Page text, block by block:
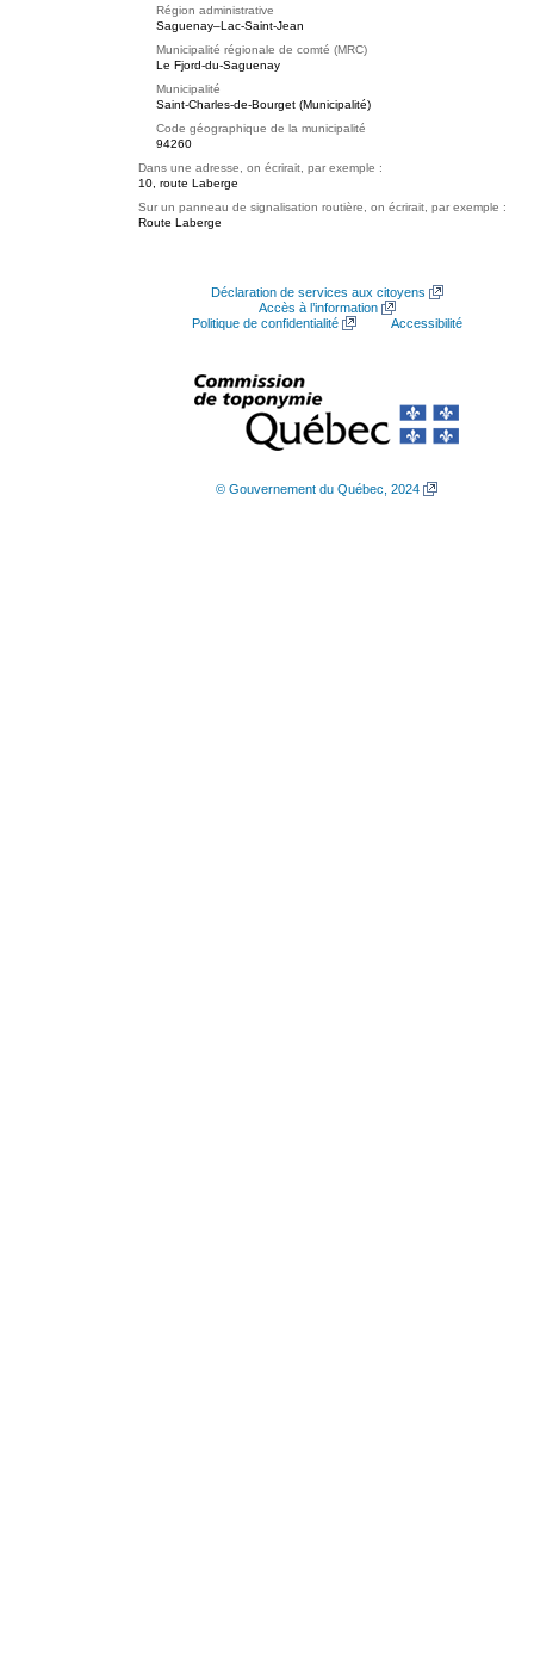
Région administrative
Saguenay–Lac-Saint-Jean
Municipalité régionale de comté (MRC)
Le Fjord-du-Saguenay
Municipalité
Saint-Charles-de-Bourget (Municipalité)
Code géographique de la municipalité
94260
Dans une adresse, on écrirait, par exemple :
10, route Laberge
Sur un panneau de signalisation routière, on écrirait, par exemple :
Route Laberge
Déclaration de services aux citoyens
Accès à l’information
Politique de confidentialité
Accessibilité
© Gouvernement du Québec, 2024